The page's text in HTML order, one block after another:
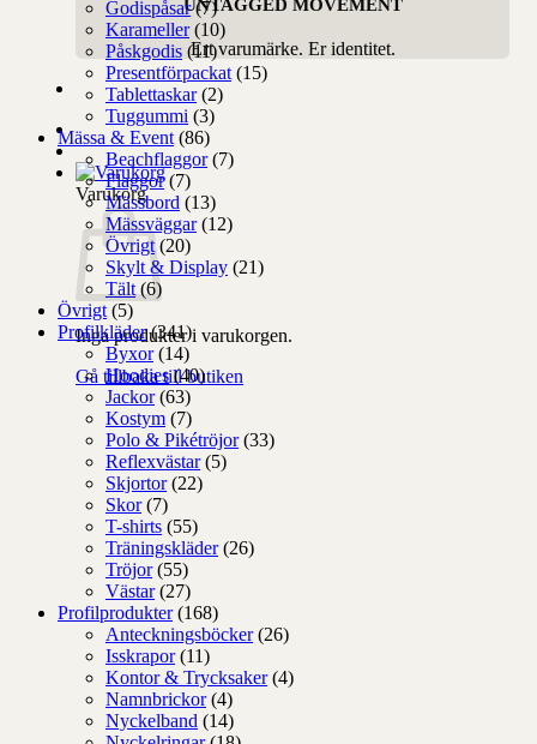
UNTAGGED MOVEMENT
Ert varumärke. Er identitet.
Varukorg
Inga produkter i varukorgen.
Gå tillbaka till butiken
Godispåsar (7)
Karameller (10)
Påskgodis (11)
Presentförpackat (15)
Tablettaskar (2)
Tuggummi (3)
Mässa & Event (86)
Beachflaggor (7)
Flaggor (7)
Mässbord (13)
Mässväggar (12)
Övrigt (20)
Skylt & Display (21)
Tält (6)
Övrigt (5)
Profilkläder (341)
Byxor (14)
Hoodies (40)
Jackor (63)
Kostym (7)
Polo & Pikétröjor (33)
Reflexvästar (5)
Skjortor (22)
Skor (7)
T-shirts (55)
Träningskläder (26)
Tröjor (55)
Västar (27)
Profilprodukter (168)
Anteckningsböcker (26)
Isskrapor (11)
Kontor & Trycksaker (4)
Namnbrickor (4)
Nyckelband (14)